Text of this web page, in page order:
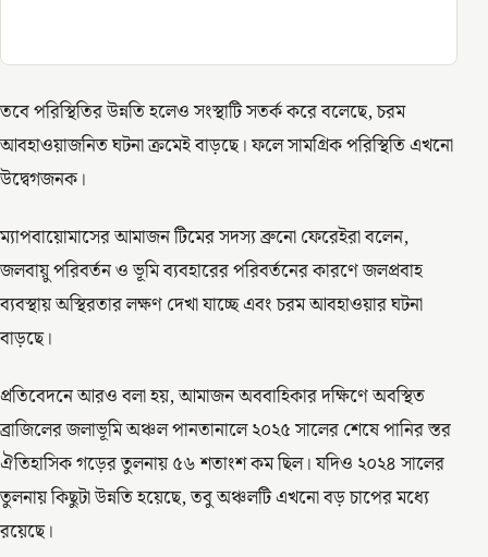
তবে পরিস্থিতির উন্নতি হলেও সংস্থাটি সতর্ক করে বলেছে, চরম
আবহাওয়াজনিত ঘটনা ক্রমেই বাড়ছে। ফলে সামগ্রিক পরিস্থিতি এখনো
উদ্বেগজনক।
ম্যাপবায়োমাসের আমাজন টিমের সদস্য ব্রুনো ফেরেইরা বলেন,
জলবায়ু পরিবর্তন ও ভূমি ব্যবহারের পরিবর্তনের কারণে জলপ্রবাহ
ব্যবস্থায় অস্থিরতার লক্ষণ দেখা যাচ্ছে এবং চরম আবহাওয়ার ঘটনা
বাড়ছে।
প্রতিবেদনে আরও বলা হয়, আমাজন অববাহিকার দক্ষিণে অবস্থিত
ব্রাজিলের জলাভূমি অঞ্চল পানতানালে ২০২৫ সালের শেষে পানির স্তর
ঐতিহাসিক গড়ের তুলনায় ৫৬ শতাংশ কম ছিল। যদিও ২০২৪ সালের
তুলনায় কিছুটা উন্নতি হয়েছে, তবু অঞ্চলটি এখনো বড় চাপের মধ্যে
রয়েছে।